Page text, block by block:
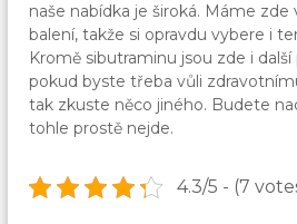
naše nabídka je široká. Máme
balení, takže si opravdu vybere i
Kromě sibutraminu jsou zde i
pokud byste třeba vůli
tak zkuste něco jiného. Budete
tohle prostě nejde.
4.3/5 - (7